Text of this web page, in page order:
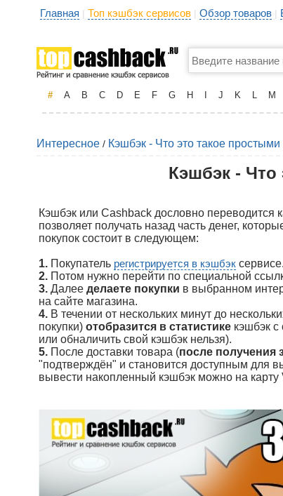
Главная | Топ кэшбэк сервисов | Обзор товаров |
# A B C D E F G H J K L M
Интересное / Кэшбэк - Что это такое
Кэшбэк - Что
Кэшбэк или Cashback дословно переводится
позволяет получать назад часть денег,
покупок состоит в следующем:
1. Покупатель регистрируется в кэшбэк сервисе.
2. Потом нужно перейти по специальной
3. Далее делаете покупки в выбранном
на сайте магазина.
4. В течении от нескольких минут до
покупки) отобразится в статистике кэшбэк с
или обналичить свой кэшбэк нельзя).
5. После доставки товара (после получения
"подтверждён" и становится доступным для
вывести накопленный кэшбэк можно на